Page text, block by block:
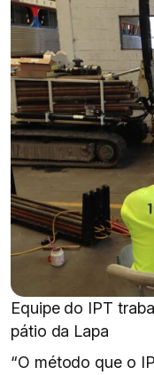
Equipe do IPT
pátio da Lapa
“O método que o